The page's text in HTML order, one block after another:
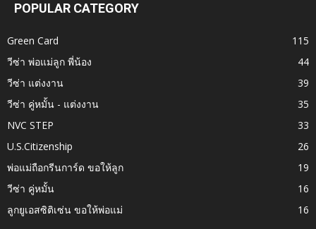
POPULAR CATEGORY
Green Card
115
วีซ่า พ่อแม่ลูก พี่น้อง
44
วีซ่า แต่งงาน
39
วีซ่า คู่หมั้น - แต่งงาน
35
NVC STEP
33
U.S.Citizenship
26
พ่อแม่ถือกรีนการ์ด ขอให้ลูก
19
วีซ่า คู่หมั้น
16
ลูกยูเอสซิติเซ่น ขอให้พ่อแม่
16